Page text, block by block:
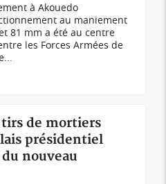
à Akouedo
au maniement
81 mm a été au centre
les Forces Armées de
tirs de mortiers
présidentiel
nouveau